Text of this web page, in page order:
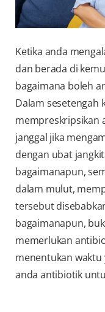
Ketika anda
dan berada di
bagaimana boleh
Dalam sesetengah
mempreskripsikan
janggal jika
dengan ubat
bagaimanapun,
dalam mulut,
tersebut
bagaimanapun,
memerlukan
menentukan
anda antibiotik